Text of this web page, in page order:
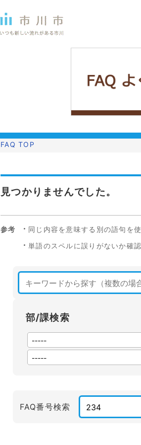
FAQ TOP
見つかりませんでした。
参考
同じ内容を意味する別の語句を
単語のスペルに誤りがないか確
部/課検索
FAQ番号検索